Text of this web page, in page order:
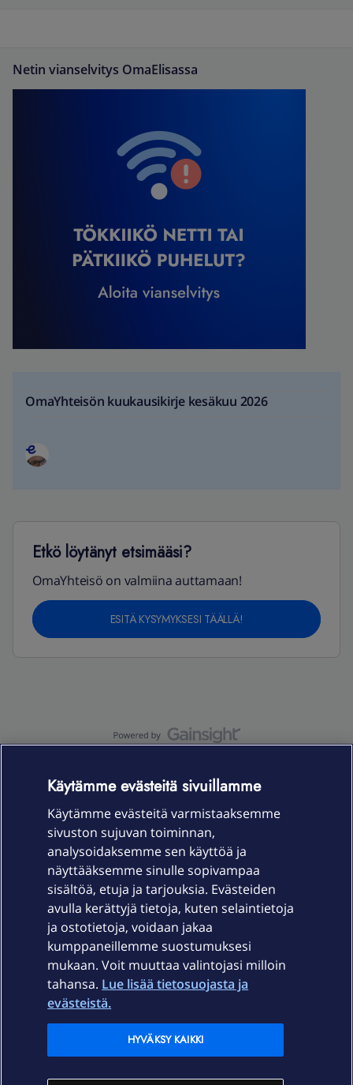
Netin vianselvitys OmaElisassa
OmaYhteisön kuukausikirje kesäkuu 2026
Etkö löytänyt etsimääsi?
OmaYhteisö on valmiina auttamaan!
ESITÄ KYSYMYKSESI TÄÄLLÄ!
Laitteet & liittymät
Palvelut
Ajankohtaista
Elisa Oyj
In English
Käytämme evästeitä sivuillamme
Käytämme evästeitä varmistaaksemme
sivuston sujuvan toiminnan,
analysoidaksemme sen käyttöä ja
näyttääksemme sinulle sopivampaa
sisältöä, etuja ja tarjouksia. Evästeiden
avulla kerättyjä tietoja, kuten selaintietoja
ja ostotietoja, voidaan jakaa
kumppaneillemme suostumuksesi
mukaan. Voit muuttaa valintojasi milloin
tahansa. Lue lisää tietosuojasta ja
evästeistä.
HYVÄKSY KAIKKI